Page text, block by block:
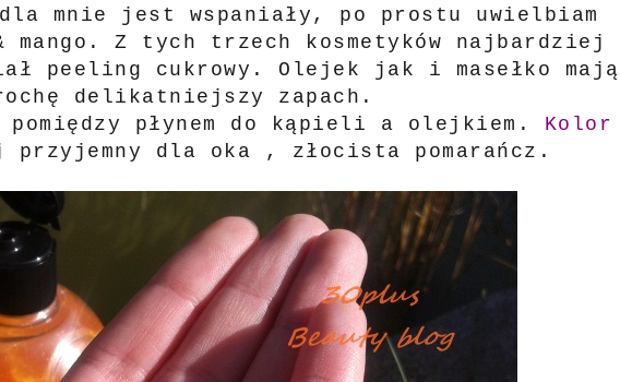
mnie jest wspaniały, po prostu uwielbiam
Z tych trzech kosmetyków najbardziej
peeling cukrowy. Olejek jak i masełko mają
delikatniejszy zapach.
pomiędzy płynem do kąpieli a olejkiem. Kolor
dla oka , złocista pomarańcz.